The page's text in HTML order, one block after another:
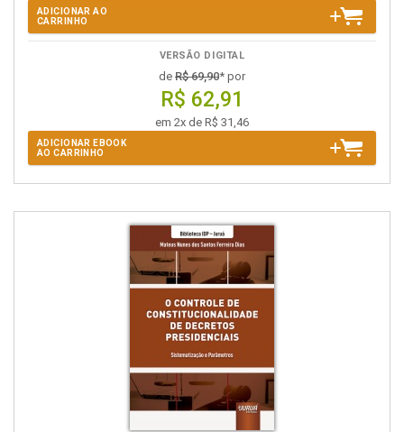
ADICIONAR AO
CARRINHO
VERSÃO DIGITAL
de R$ 69,90* por
R$ 62,91
em 2x de R$ 31,46
ADICIONAR EBOOK
AO CARRINHO